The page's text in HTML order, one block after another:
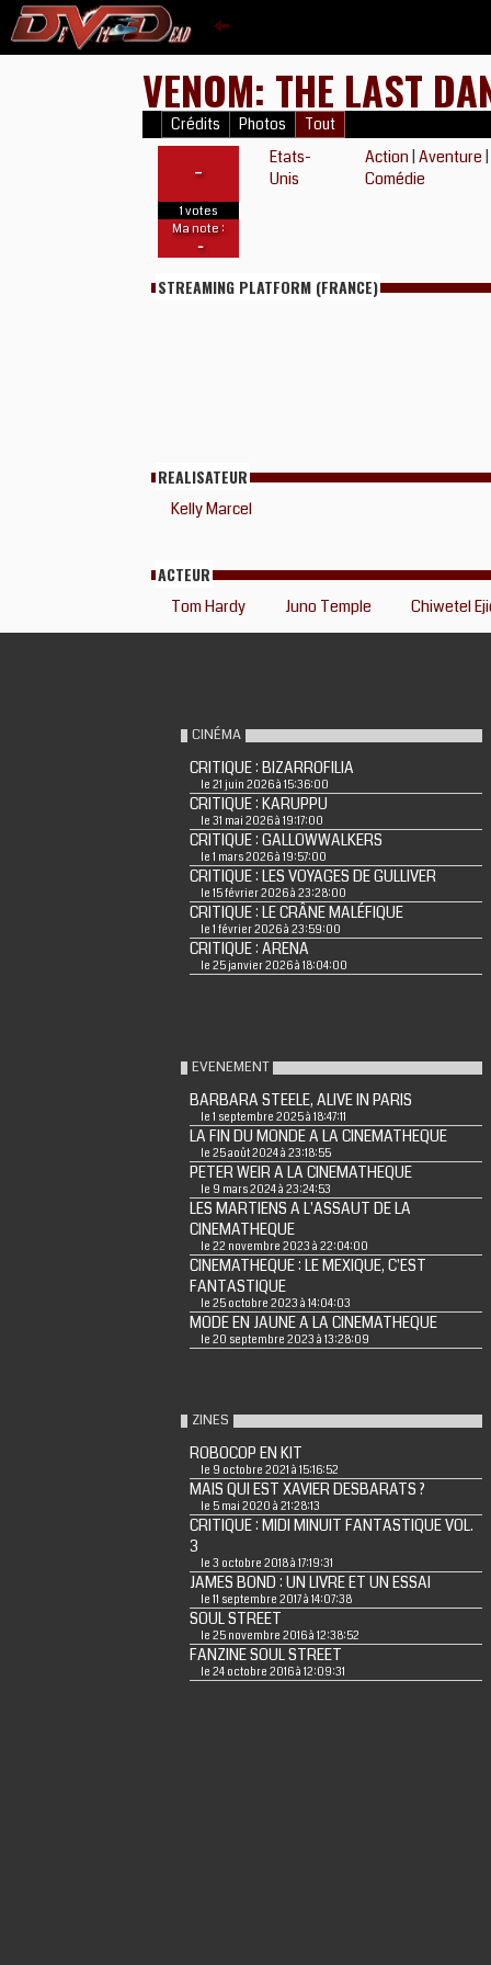
VENOM: THE LAST
Crédits Photos Tout
-
1 votes
Ma note :
-
Etats-
Unis
Action |Aventure
Comédie
STREAMING PLATFORM (FRANCE)
REALISATEUR
Kelly Marcel
ACTEUR
Tom Hardy Juno Temple Chiwetel
CINÉMA
CRITIQUE : BIZARROFILIA
le 21 juin 2026 à 15:36:00
CRITIQUE : KARUPPU
le 31 mai 2026 à 19:17:00
CRITIQUE : GALLOWWALKERS
le 1 mars 2026 à 19:57:00
CRITIQUE : LES VOYAGES DE GULLIVER
le 15 février 2026 à 23:28:00
CRITIQUE : LE CRÂNE MALÉFIQUE
le 1 février 2026 à 23:59:00
CRITIQUE : ARENA
le 25 janvier 2026 à 18:04:00
EVENEMENT
BARBARA STEELE, ALIVE IN PARIS
le 1 septembre 2025 à 18:47:11
LA FIN DU MONDE A LA CINEMATHEQUE
le 25 août 2024 à 23:18:55
PETER WEIR A LA CINEMATHEQUE
le 9 mars 2024 à 23:24:53
LES MARTIENS A L'ASSAUT DE LA
CINEMATHEQUE
le 22 novembre 2023 à 22:04:00
CINEMATHEQUE : LE MEXIQUE, C'EST
FANTASTIQUE
le 25 octobre 2023 à 14:04:03
MODE EN JAUNE A LA CINEMATHEQUE
le 20 septembre 2023 à 13:28:09
ZINES
ROBOCOP EN KIT
le 9 octobre 2021 à 15:16:52
MAIS QUI EST XAVIER DESBARATS ?
le 5 mai 2020 à 21:28:13
CRITIQUE : MIDI MINUIT FANTASTIQUE VOL.
3
le 3 octobre 2018 à 17:19:31
JAMES BOND : UN LIVRE ET UN ESSAI
le 11 septembre 2017 à 14:07:38
SOUL STREET
le 25 novembre 2016 à 12:38:52
FANZINE SOUL STREET
le 24 octobre 2016 à 12:09:31